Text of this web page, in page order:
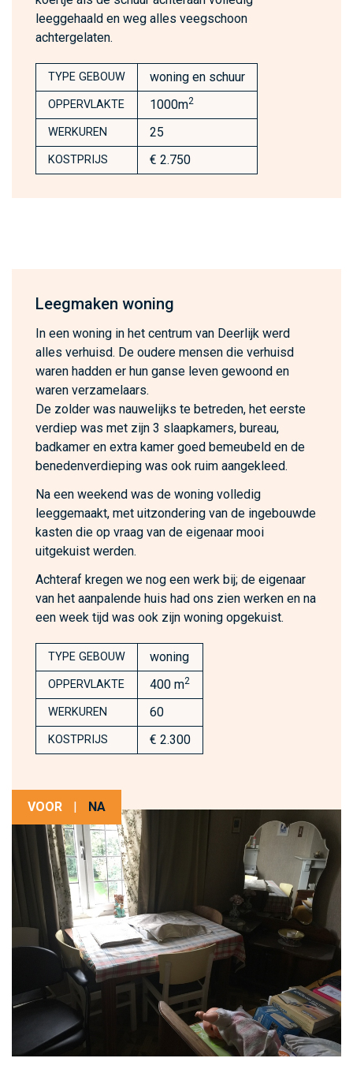
leeggehaald en weg alles veegschoon
achtergelaten.
TYPE GEBOUW woning en schuur
OPPERVLAKTE 1000m2
WERKUREN 25
KOSTPRIJS € 2.750
Leegmaken woning
In een woning in het centrum van Deerlijk werd
alles verhuisd. De oudere mensen die verhuisd
waren hadden er hun ganse leven gewoond en
waren verzamelaars.
De zolder was nauwelijks te betreden, het eerste
verdiep was met zijn 3 slaapkamers, bureau,
badkamer en extra kamer goed bemeubeld en de
benedenverdieping was ook ruim aangekleed.
Na een weekend was de woning volledig
leeggemaakt, met uitzondering van de ingebouwde
kasten die op vraag van de eigenaar mooi
uitgekuist werden.
Achteraf kregen we nog een werk bij; de eigenaar
van het aanpalende huis had ons zien werken en na
een week tijd was ook zijn woning opgekuist.
TYPE GEBOUW woning
OPPERVLAKTE 400 m2
WERKUREN 60
KOSTPRIJS € 2.300
VOOR | NA